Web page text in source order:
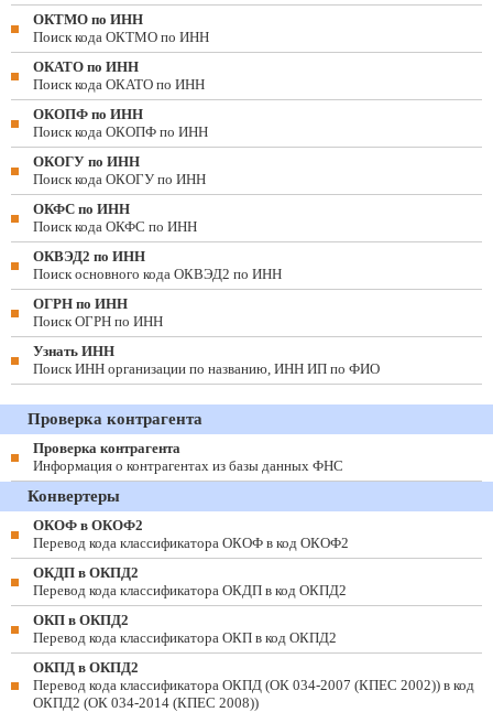
ОКТМО по ИНН
Поиск кода ОКТМО по ИНН
ОКАТО по ИНН
Поиск кода ОКАТО по ИНН
ОКОПФ по ИНН
Поиск кода ОКОПФ по ИНН
ОКОГУ по ИНН
Поиск кода ОКОГУ по ИНН
ОКФС по ИНН
Поиск кода ОКФС по ИНН
ОКВЭД2 по ИНН
Поиск основного кода ОКВЭД2 по ИНН
ОГРН по ИНН
Поиск ОГРН по ИНН
Узнать ИНН
Поиск ИНН организации по названию, ИНН ИП по ФИО
Проверка контрагента
Проверка контрагента
Информация о контрагентах из базы данных ФНС
Конвертеры
ОКОФ в ОКОФ2
Перевод кода классификатора ОКОФ в код ОКОФ2
ОКДП в ОКПД2
Перевод кода классификатора ОКДП в код ОКПД2
ОКП в ОКПД2
Перевод кода классификатора ОКП в код ОКПД2
ОКПД в ОКПД2
Перевод кода классификатора ОКПД (ОК 034-2007 (КПЕС 2002)) в код
ОКПД2 (ОК 034-2014 (КПЕС 2008))